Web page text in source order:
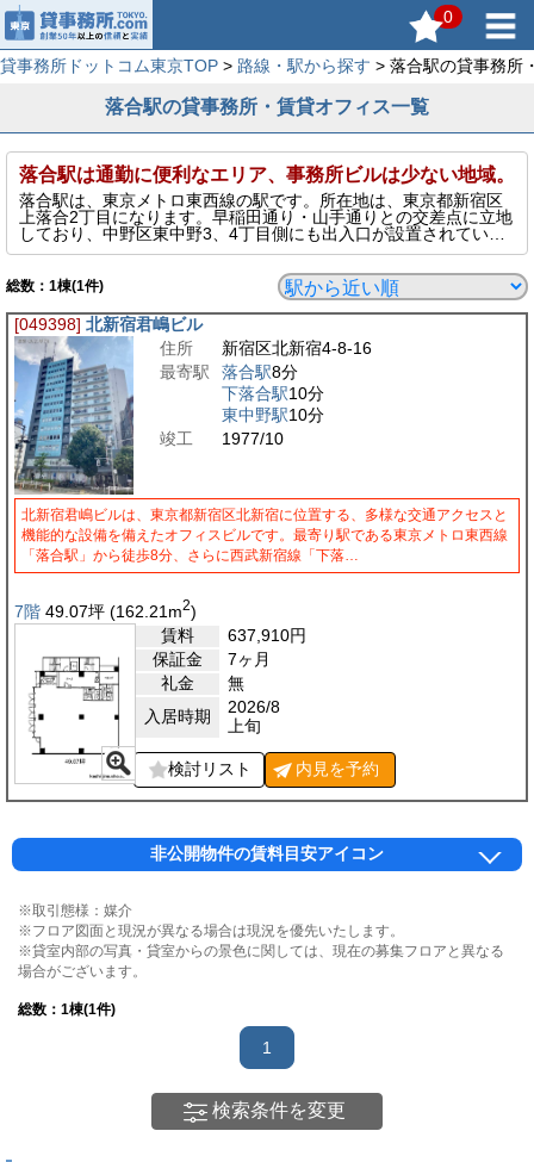
0
貸事務所ドットコム東京TOP > 路線・駅から探す > 落合駅の貸事務所
落合駅の貸事務所・賃貸オフィス一覧
落合駅は通勤に便利なエリア、事務所ビルは少ない地域。
落合駅は、東京メトロ東西線の駅です。所在地は、東京都新宿区
上落合2丁目になります。早稲田通り・山手通りとの交差点に立地
しており、中野区東中野3、4丁目側にも出入口が設置されていま
す。通勤に便利な場所で住居として人気が高く、オフィスビルの
総数： 1棟(1件)
[049398] 北新宿君嶋ビル
住所
新宿区北新宿4-8-16
最寄駅
落合駅8分
下落合駅10分
東中野駅10分
竣工
1977/10
北新宿君嶋ビルは、東京都新宿区北新宿に位置する、多様な交通アクセスと
機能的な設備を備えたオフィスビルです。最寄り駅である東京メトロ東西線
「落合駅」から徒歩8分、さらに西武新宿線「下落…
7階 49.07坪 (162.21 m2)
賃料
637,910円
保証金
7ヶ月
礼金
無
入居時期
2026/8
上旬
検討リスト 内見を予約
非公開物件の賃料目安アイコン
※取引態様：媒介
※フロア図面と現況が異なる場合は現況を優先いたします。
※貸室内部の写真・貸室からの景色に関しては、現在の募集フロアと異なる
場合がございます。
総数： 1棟(1件)
1
検索条件を変更